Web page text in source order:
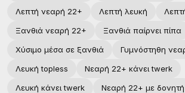
Λεπτή νεαρή 22+
Λεπτή λευκή
Ξανθιά νεαρή 22+
Ξανθιά παίρνει πίπα
Χύσιμο μέσα σε ξανθιά
Γυμνόστηθη
Λευκή topless
Νεαρή 22+ κάνει twerk
Λευκή κάνει twerk
Νεαρή 22+ με δονητή